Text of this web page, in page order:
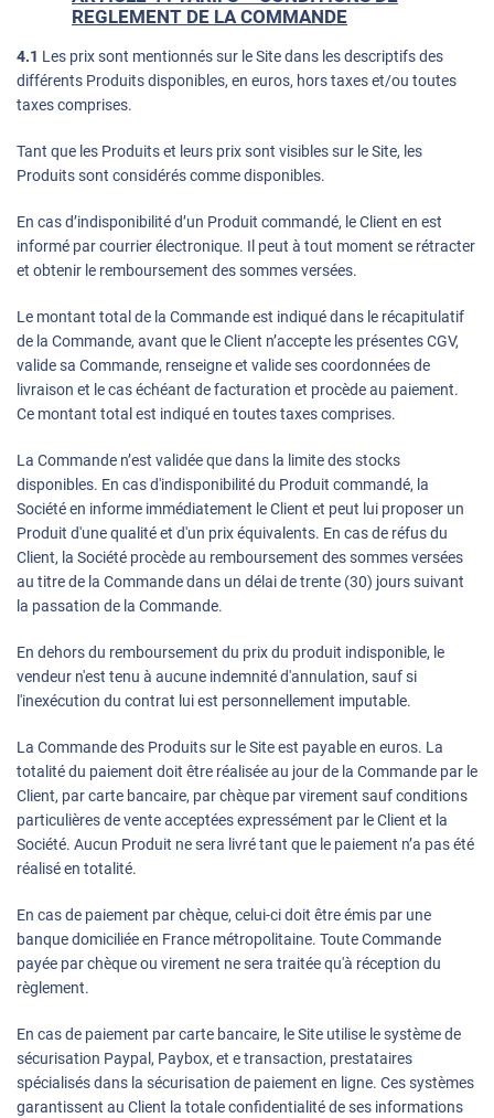
REGLEMENT DE LA COMMANDE
4.1 Les prix sont mentionnés sur le Site dans les descriptifs des
différents Produits disponibles, en euros, hors taxes et/ou toutes
taxes comprises.
Tant que les Produits et leurs prix sont visibles sur le Site, les
Produits sont considérés comme disponibles.
En cas d’indisponibilité d’un Produit commandé, le Client en est
informé par courrier électronique. Il peut à tout moment se rétracter
et obtenir le remboursement des sommes versées.
Le montant total de la Commande est indiqué dans le récapitulatif
de la Commande, avant que le Client n’accepte les présentes CGV,
valide sa Commande, renseigne et valide ses coordonnées de
livraison et le cas échéant de facturation et procède au paiement.
Ce montant total est indiqué en toutes taxes comprises.
La Commande n’est validée que dans la limite des stocks
disponibles. En cas d'indisponibilité du Produit commandé, la
Société en informe immédiatement le Client et peut lui proposer un
Produit d'une qualité et d'un prix équivalents. En cas de réfus du
Client, la Société procède au remboursement des sommes versées
au titre de la Commande dans un délai de trente (30) jours suivant
la passation de la Commande.
En dehors du remboursement du prix du produit indisponible, le
vendeur n'est tenu à aucune indemnité d'annulation, sauf si
l'inexécution du contrat lui est personnellement imputable.
La Commande des Produits sur le Site est payable en euros. La
totalité du paiement doit être réalisée au jour de la Commande par le
Client, par carte bancaire, par chèque par virement sauf conditions
particulières de vente acceptées expressément par le Client et la
Société. Aucun Produit ne sera livré tant que le paiement n’a pas été
réalisé en totalité.
En cas de paiement par chèque, celui-ci doit être émis par une
banque domiciliée en France métropolitaine. Toute Commande
payée par chèque ou virement ne sera traitée qu'à réception du
règlement.
En cas de paiement par carte bancaire, le Site utilise le système de
sécurisation Paypal, Paybox, et e transaction, prestataires
spécialisés dans la sécurisation de paiement en ligne. Ces systèmes
garantissent au Client la totale confidentialité de ses informations